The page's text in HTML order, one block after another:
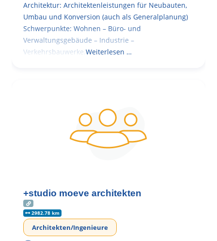
Architektur: Architektenleistungen für Neubauten,
Umbau und Konversion (auch als Generalplanung)
Schwerpunkte: Wohnen – Büro- und
Verwaltungsgebäude – Industrie –
Verkehrsbauwerke. Weiterlesen …
+studio moeve architekten
2982.78 km
Architekten/Ingenieure